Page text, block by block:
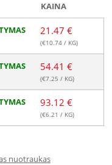
KAINA
21.47 €
(€10.74 / KG)
54.41 €
(€7.25 / KG)
93.12 €
(€6.21 / KG)
nuotraukas